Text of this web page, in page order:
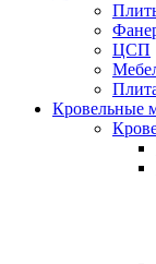
ЦСП
Кровельные